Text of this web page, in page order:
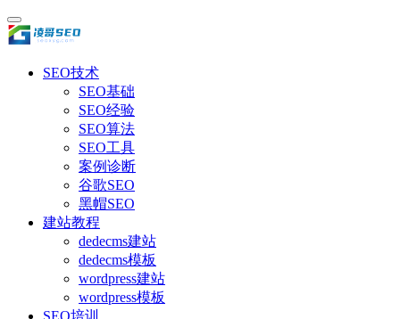
SEO技术
SEO基础
SEO经验
SEO算法
SEO工具
案例诊断
谷歌SEO
黑帽SEO
建站教程
dedecms建站
dedecms模板
wordpress建站
wordpress模板
SEO培训